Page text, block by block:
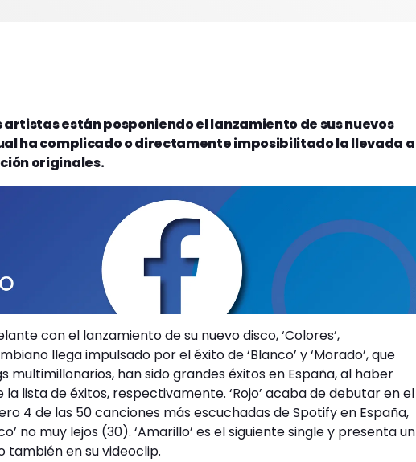
artistas están posponiendo el lanzamiento de sus nuevos
ha complicado o directamente imposibilitado la llevada a
originales.
con el lanzamiento de su nuevo disco, ‘Colores’,
llega impulsado por el éxito de ‘Blanco’ y ‘Morado’, que
multimillonarios, han sido grandes éxitos en España, al haber
lista de éxitos, respectivamente. ‘Rojo’ acaba de debutar en el
4 de las 50 canciones más escuchadas de Spotify en España,
no muy lejos (30). ‘Amarillo’ es el siguiente single y presenta un
en su videoclip.